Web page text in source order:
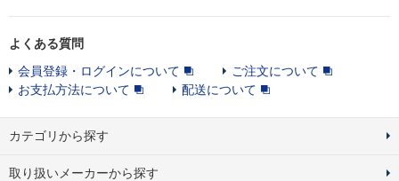
よくある質問
会員登録・ログインについて
ご注文について
お支払方法について
配送について
カテゴリから探す
取り扱いメーカーから探す